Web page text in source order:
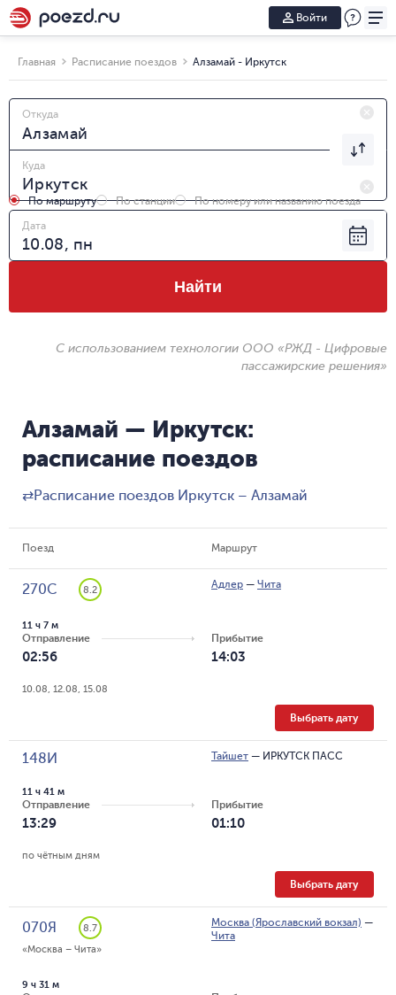
Войти
Главная Расписание поездов Алзамай - Иркутск
Откуда
Куда
По маршруту По станции
По номеру или названию поезда
Дата
Найти
С использованием технологии ООО «РЖД - Цифровые
пассажирские решения»
Алзамай — Иркутск:
расписание поездов
⇄Расписание поездов Иркутск – Алзамай
Поезд Маршрут
270С 8.2 Адлер — Чита
Отправление
02:56
11 ч 7 м
Прибытие
14:03
10.08, 12.08, 15.08
Выбрать дату
148И Тайшет — ИРКУТСК ПАСС
Отправление
13:29
11 ч 41 м
Прибытие
01:10
по чётным дням
Выбрать дату
070Я
8.7
«Москва – Чита»
Москва (Ярославский вокзал) —
Чита
9 ч 31 м